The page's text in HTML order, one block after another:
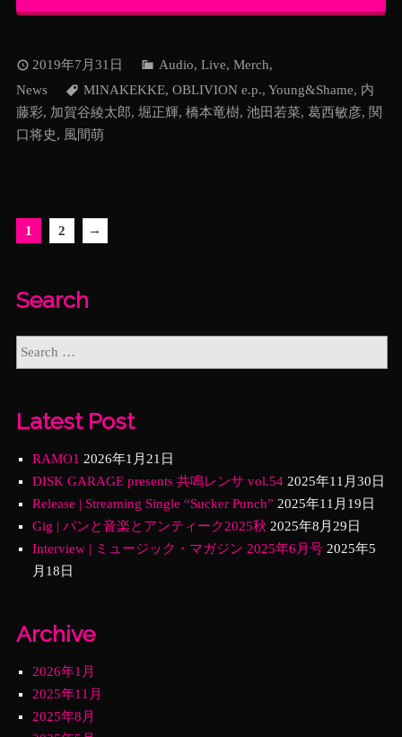
2019年7月31日 Audio, Live, Merch,
News
MINAKEKKE, OBLIVION e.p., Young&Shame, 内
藤彩, 加賀谷綾太郎, 堀正輝, 橋本竜樹, 池田若菜, 葛西敏彦, 関
口将史, 風間萌
1 2 →
Search
Latest Post
RAMO1 2026年1月21日
DISK GARAGE presents 共鳴レンサ vol.54 2025年11月30日
Release | Streaming Single “Sucker Punch” 2025年11月19日
Gig | パンと音楽とアンティーク2025秋 2025年8月29日
Interview | ミュージック・マガジン 2025年6月号 2025年5
月18日
Archive
2026年1月
2025年11月
2025年8月